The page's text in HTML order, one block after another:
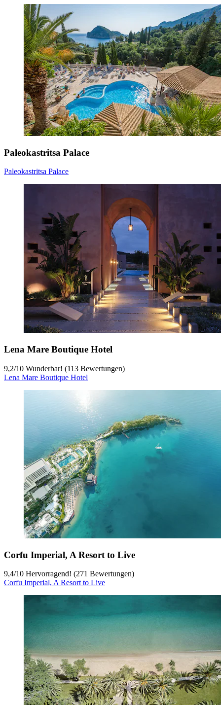
Paleokastritsa Palace
Paleokastritsa Palace
Lena Mare Boutique Hotel
9,2/10 Wunderbar! (113 Bewertungen)
Lena Mare Boutique Hotel
Corfu Imperial, A Resort to Live
9,4/10 Hervorragend! (271 Bewertungen)
Corfu Imperial, A Resort to Live